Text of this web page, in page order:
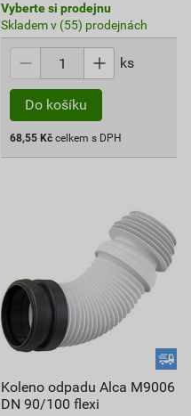
Vyberte si prodejnu
Skladem v (55) prodejnách
ks
Do košíku
68,55 Kč celkem s DPH
Koleno odpadu Alca M9006
DN 90/100 flexi